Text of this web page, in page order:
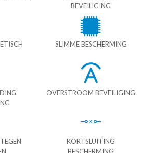
BEVEILIGING
SLIMME BESCHERMING
OVERSTROOM BEVEILIGING
KORTSLUITING